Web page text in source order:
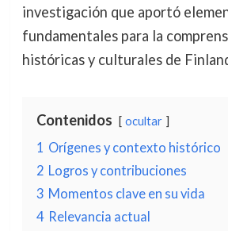
investigación que aportó
fundamentales para la
históricas y culturales de
Contenidos ocultar
1 Orígenes y contexto histórico
2 Logros y contribuciones
3 Momentos clave en su vida
4 Relevancia actual